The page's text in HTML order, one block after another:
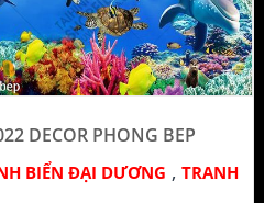
DECOR PHONG BEP
BIỂN ĐẠI DƯƠNG , TRANH